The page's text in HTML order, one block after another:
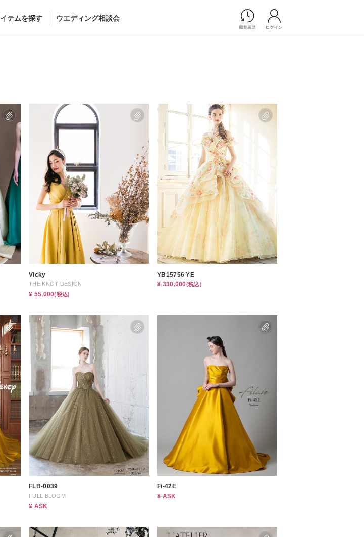
テムを探す
アイテム
ショップ一覧
ブライダルエステショップ一覧
スナップ写真
フォトウエディング/前撮りショ
スナップ写真ショップ一覧
Movie
演出映像
記録映像
すべてのアイテム
ムービーショップ一覧
ウエディング相談会
Vicky
THE KNOT DESIGN
¥ 55,000(税込)
YB15756 YE
¥ 330,000(税込)
FLB-0039
FULL BLOOM
¥ ASK
Fi-42E
¥ ASK